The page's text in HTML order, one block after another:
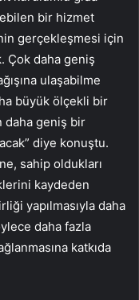
bir hizmet
gerçekleşmesi için
Çok daha geniş
ulaşabilme
büyük ölçekli bir
daha geniş bir
diye konuştu.
sahip oldukları
kaydeden
yapılmasıyla daha
daha fazla
katkıda